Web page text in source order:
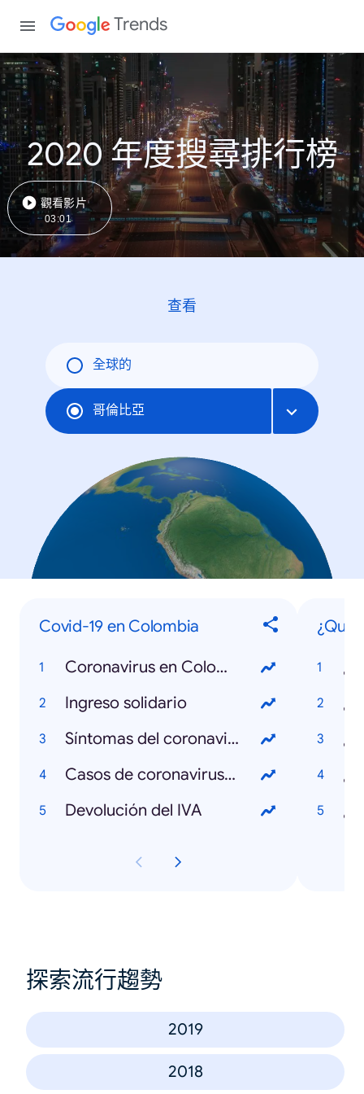
Trends
2020 年度搜尋排行榜
觀看影片
03:01
查看
全球的
哥倫比亞
Covid-19 en Colombia
Coronavirus en Colombia
Ingreso solidario
Síntomas del coronavirus
Casos de coronavirus en Colombia
Devolución del IVA
¿Qué
探索流行趨勢
2019
2018